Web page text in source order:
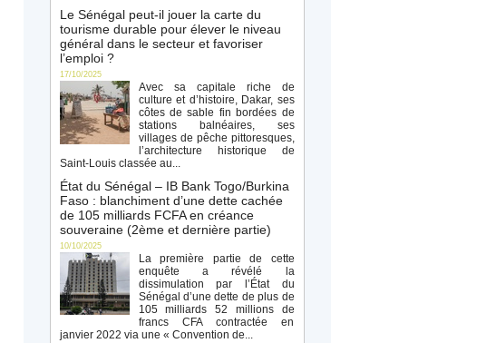
Le Sénégal peut-il jouer la carte du
tourisme durable pour élever le niveau
général dans le secteur et favoriser
l’emploi ?
17/10/2025
Avec sa capitale riche de
culture et d’histoire, Dakar, ses
côtes de sable fin bordées de
stations balnéaires, ses
villages de pêche pittoresques,
l’architecture historique de
Saint-Louis classée au...
État du Sénégal – IB Bank Togo/Burkina
Faso : blanchiment d’une dette cachée
de 105 milliards FCFA en créance
souveraine (2ème et dernière partie)
10/10/2025
La première partie de cette
enquête a révélé la
dissimulation par l’État du
Sénégal d’une dette de plus de
105 milliards 52 millions de
francs CFA contractée en
janvier 2022 via une « Convention de...